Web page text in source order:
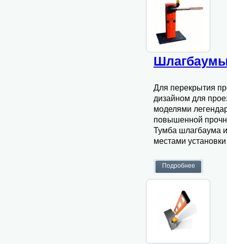
Шлагбаумы
Для перекрытия
дизайном для
моделями
повышенной
Тумба шлагбаума
местами